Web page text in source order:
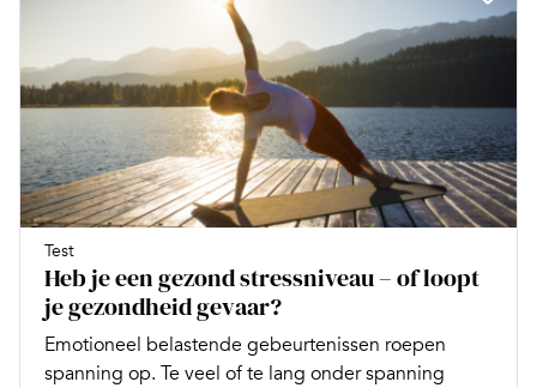
Test
Heb je een gezond stressniveau – of loopt
je gezondheid gevaar?
Emotioneel belastende gebeurtenissen roepen
spanning op. Te veel of te lang onder spanning